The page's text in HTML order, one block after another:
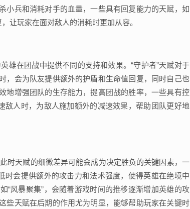
小兵和消耗对手的血量，一些具有回复能力的天赋，如
让玩家在面对敌人的消耗时更加从容。
雄在团战中提供不同的支持和效果。“守护者”天赋对于
，会为队友提供额外的护盾和生命值回复，同时自己也
地增强团队的生存能力，提高团战的胜率，一些具有控
敌人时，为敌人施加额外的减速效果，帮助团队更好地
时天赋的细微差异可能会成为决定胜负的关键因素，一
时会提供额外的攻击力和法术强度，使得英雄在绝境中
“风暴聚集”，会随着游戏时间的推移逐渐增加英雄的攻
些天赋在后期的作用尤为明显，能够帮助玩家在关键时